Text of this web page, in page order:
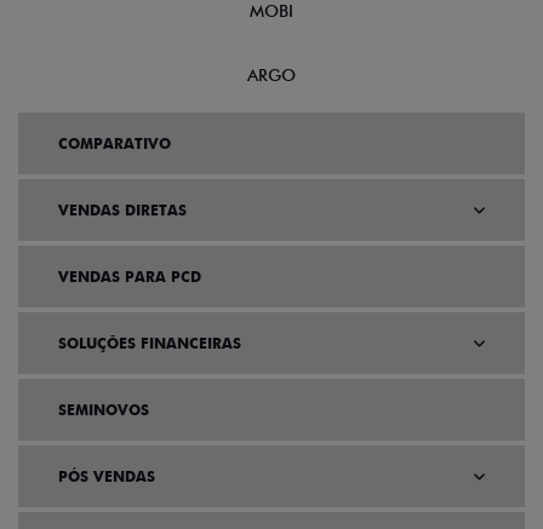
MOBI
ARGO
COMPARATIVO
VENDAS DIRETAS
VENDAS PARA PCD
SOLUÇÕES FINANCEIRAS
SEMINOVOS
PÓS VENDAS